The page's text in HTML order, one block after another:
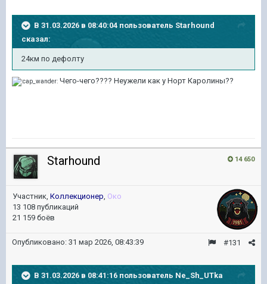
В 31.03.2026 в 08:40:04 пользователь Starhound
сказал:
24км по дефолту
Чего-чего???? Неужели как у Норт Каролины??
14 650
Starhound
Участник, Коллекционер, Око
13 108 публикаций
21 159 боёв
#131
Опубликовано: 31 мар 2026, 08:43:39
В 31.03.2026 в 08:41:16 пользователь Ne_Sh_UTka